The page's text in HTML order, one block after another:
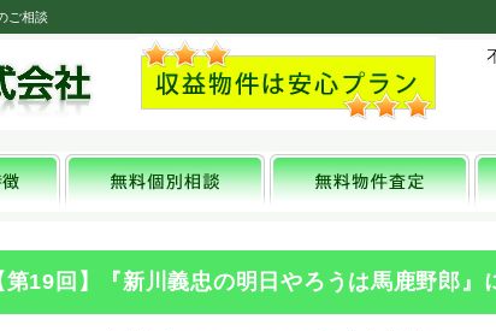
ご相談
第19回】『新川義忠の明日やろうは馬鹿野郎』